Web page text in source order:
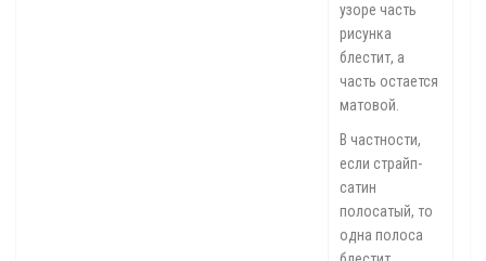
узоре часть
рисунка
блестит, а
часть остается
матовой.
В частности,
если страйп-
сатин
полосатый, то
одна полоса